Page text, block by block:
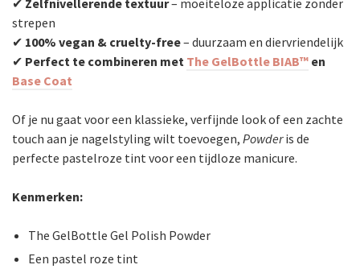
✔ Zelfnivellerende textuur– moeiteloze applicatie zonder
strepen
✔ 100% vegan & cruelty-free– duurzaam en diervriendelijk
✔ Perfect te combineren met The GelBottle BIAB™ en
Base Coat
Of je nu gaat voor een klassieke, verfijnde look of een zachte
touch aan je nagelstyling wilt toevoegen, Powderis de
perfecte pastelroze tint voor een tijdloze manicure.
Kenmerken:
The GelBottle Gel Polish Powder
Een pastel roze tint